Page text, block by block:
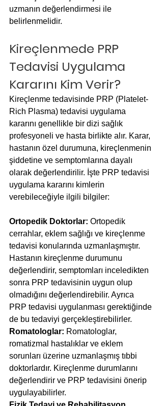
uzmanın değerlendirmesi ile
belirlenmelidir.
Kireçlenmede PRP
Tedavisi Uygulama
Kararını Kim Verir?
Kireçlenme tedavisinde PRP (Platelet-
Rich Plasma) tedavisi uygulama
kararını genellikle bir dizi sağlık
profesyoneli ve hasta birlikte alır. Karar,
hastanın özel durumuna, kireçlenmenin
şiddetine ve semptomlarına dayalı
olarak değerlendirilir. İşte PRP tedavisi
uygulama kararını kimlerin
verebileceğiyle ilgili bilgiler:
Ortopedik Doktorlar: Ortopedik
cerrahlar, eklem sağlığı ve kireçlenme
tedavisi konularında uzmanlaşmıştır.
Hastanın kireçlenme durumunu
değerlendirir, semptomları inceledikten
sonra PRP tedavisinin uygun olup
olmadığını değerlendirebilir. Ayrıca
PRP tedavisi uygulanması gerektiğinde
de bu tedaviyi gerçekleştirebilirler.
Romatologlar: Romatologlar,
romatizmal hastalıklar ve eklem
sorunları üzerine uzmanlaşmış tıbbi
doktorlardır. Kireçlenme durumlarını
değerlendirir ve PRP tedavisini önerip
uygulayabilirler.